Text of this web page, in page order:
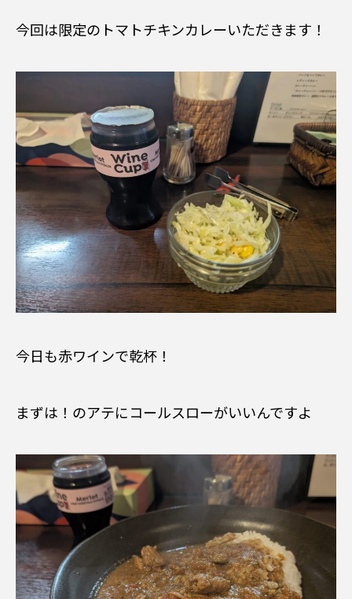
今回は限定のトマトチキンカレーいただきます！
今日も赤ワインで乾杯！
まずは！のアテにコールスローがいいんですよ